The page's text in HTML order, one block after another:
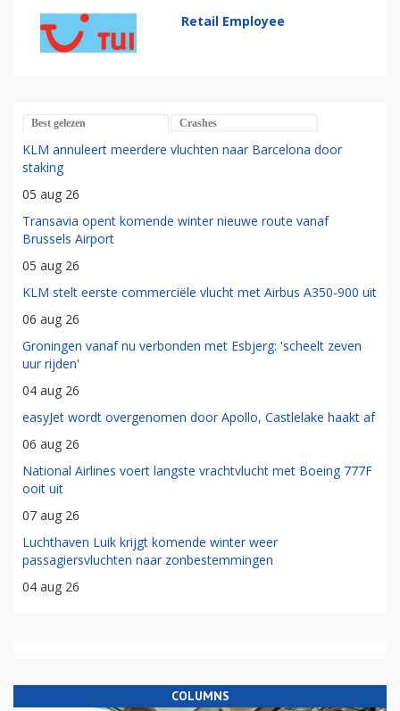
Retail Employee
Best gelezen Crashes
KLM annuleert meerdere vluchten naar Barcelona door
staking
05 aug 26
Transavia opent komende winter nieuwe route vanaf
Brussels Airport
05 aug 26
KLM stelt eerste commerciële vlucht met Airbus A350-900 uit
06 aug 26
Groningen vanaf nu verbonden met Esbjerg: 'scheelt zeven
uur rijden'
04 aug 26
easyJet wordt overgenomen door Apollo, Castlelake haakt af
06 aug 26
National Airlines voert langste vrachtvlucht met Boeing 777F
ooit uit
07 aug 26
Luchthaven Luik krijgt komende winter weer
passagiersvluchten naar zonbestemmingen
04 aug 26
COLUMNS